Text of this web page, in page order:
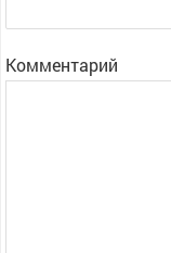
Комментарий